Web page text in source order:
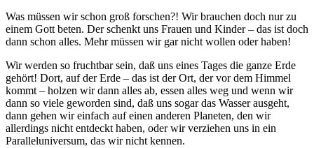
Was müssen wir schon groß forschen?! Wir brauchen doch nur zu
einem Gott beten. Der schenkt uns Frauen und Kinder – das ist doch
dann schon alles. Mehr müssen wir gar nicht wollen oder haben!
Wir werden so fruchtbar sein, daß uns eines Tages die ganze Erde
gehört! Dort, auf der Erde – das ist der Ort, der vor dem Himmel
kommt – holzen wir dann alles ab, essen alles weg und wenn wir
dann so viele geworden sind, daß uns sogar das Wasser ausgeht,
dann gehen wir einfach auf einen anderen Planeten, den wir
allerdings nicht entdeckt haben, oder wir verziehen uns in ein
Paralleluniversum, das wir nicht kennen.